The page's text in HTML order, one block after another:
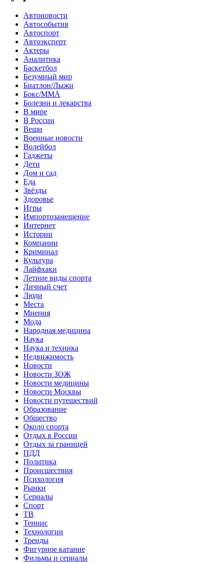
Автоновости
Автособытия
Автоспорт
Автоэксперт
Актеры
Аналитика
Баскетбол
Безумный мир
Биатлон/Лыжи
Бокс/MMA
Болезни и лекарства
В мире
В России
Вещи
Военные новости
Волейбол
Гаджеты
Дети
Дом и сад
Еда
Звёзды
Здоровье
Игры
Импортозамещение
Интернет
Истории
Компании
Криминал
Культура
Лайфхаки
Летние виды спорта
Личный счет
Люди
Места
Мнения
Мода
Народная медицина
Наука
Наука и техника
Недвижимость
Новости
Новости ЗОЖ
Новости медицины
Новости Москвы
Новости путешествий
Образование
Общество
Около спорта
Отдых в России
Отдых за границей
ПДД
Политика
Происшествия
Психология
Рынки
Сериалы
Спорт
ТВ
Теннис
Технологии
Тренды
Фигурное катание
Фильмы и сериалы